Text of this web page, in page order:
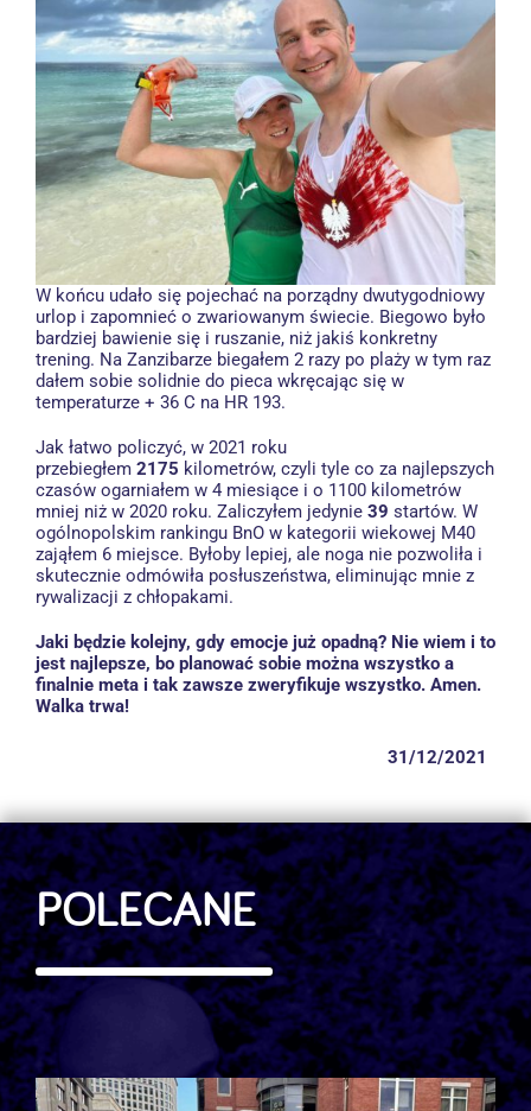
W końcu udało się pojechać na porządny dwutygodniowy
urlop i zapomnieć o zwariowanym świecie. Biegowo było
bardziej bawienie się i ruszanie, niż jakiś konkretny
trening. Na Zanzibarze biegałem 2 razy po plaży w tym raz
dałem sobie solidnie do pieca wkręcając się w
temperaturze + 36 C na HR 193.
Jak łatwo policzyć, w 2021 roku
przebiegłem 2175 kilometrów, czyli tyle co za najlepszych
czasów ogarniałem w 4 miesiące i o 1100 kilometrów
mniej niż w 2020 roku. Zaliczyłem jedynie 39 startów. W
ogólnopolskim rankingu BnO w kategorii wiekowej M40
zająłem 6 miejsce. Byłoby lepiej, ale noga nie pozwoliła i
skutecznie odmówiła posłuszeństwa, eliminując mnie z
rywalizacji z chłopakami.
Jaki będzie kolejny, gdy emocje już opadną? Nie wiem i to
jest najlepsze, bo planować sobie można wszystko a
finalnie meta i tak zawsze zweryfikuje wszystko. Amen.
Walka trwa!
31/12/2021
POLECANE